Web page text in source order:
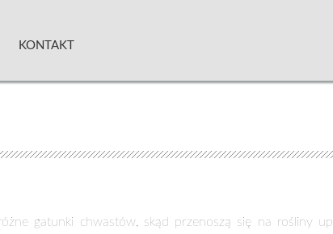
KONTAKT
gatunki chwastów, skąd przenoszą się na rośliny